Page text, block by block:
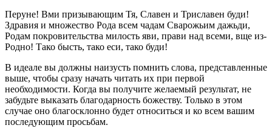
Перуне! Вми призывающим Тя, Славен и Триславен буди!
Здравия и множество Рода всем чадам Сварожьим дажьди,
Родам покровительства милость яви, прави над всеми, вще из-
Родно! Тако бысть, тако еси, тако буди!
В идеале вы должны наизусть помнить слова, представленные
выше, чтобы сразу начать читать их при первой
необходимости. Когда вы получите желаемый результат, не
забудьте выказать благодарность божеству. Только в этом
случае оно благосклонно будет относиться и ко всем вашим
последующим просьбам.